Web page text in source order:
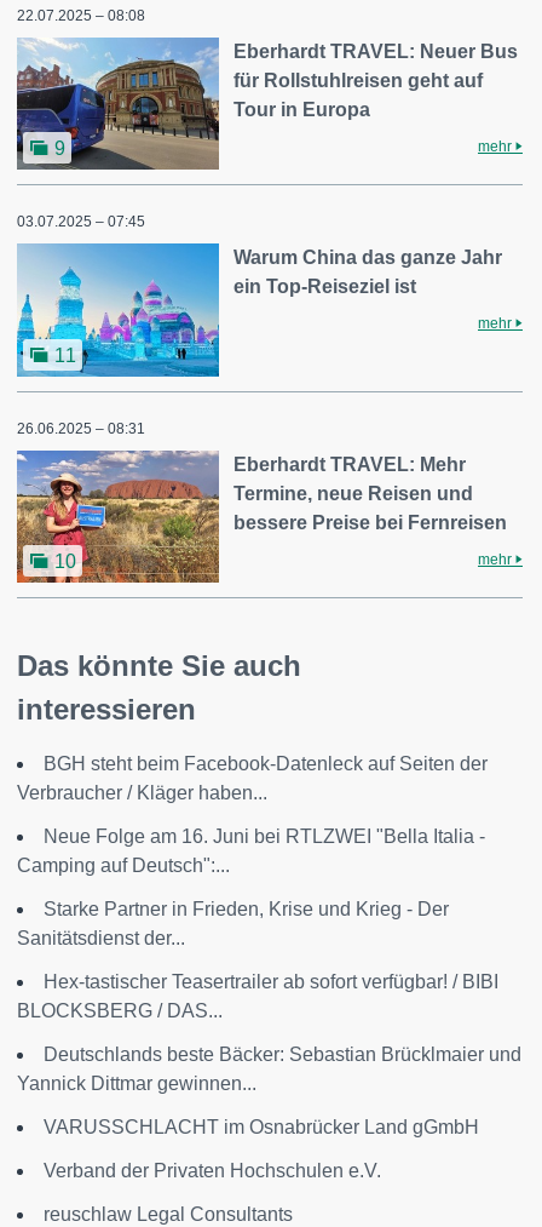
22.07.2025 – 08:08
9
Eberhardt TRAVEL: Neuer Bus
für Rollstuhlreisen geht auf
Tour in Europa
mehr
03.07.2025 – 07:45
11
Warum China das ganze Jahr
ein Top-Reiseziel ist
mehr
26.06.2025 – 08:31
10
Eberhardt TRAVEL: Mehr
Termine, neue Reisen und
bessere Preise bei Fernreisen
mehr
Das könnte Sie auch
interessieren
BGH steht beim Facebook-Datenleck auf Seiten der
Verbraucher / Kläger haben...
Neue Folge am 16. Juni bei RTLZWEI "Bella Italia -
Camping auf Deutsch":...
Starke Partner in Frieden, Krise und Krieg - Der
Sanitätsdienst der...
Hex-tastischer Teasertrailer ab sofort verfügbar! / BIBI
BLOCKSBERG / DAS...
Deutschlands beste Bäcker: Sebastian Brücklmaier und
Yannick Dittmar gewinnen...
VARUSSCHLACHT im Osnabrücker Land gGmbH
Verband der Privaten Hochschulen e.V.
reuschlaw Legal Consultants